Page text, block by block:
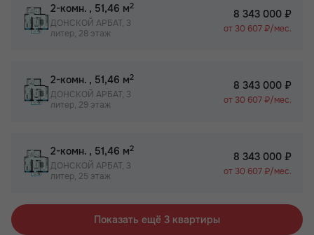
2-комн. , 51,46 м2
ДОНСКОЙ АРБАТ, 3
литер, 28 этаж
8 343 000 ₽
от 30 607 ₽/мес.
2-комн. , 51,46 м2
ДОНСКОЙ АРБАТ, 3
литер, 29 этаж
8 343 000 ₽
от 30 607 ₽/мес.
2-комн. , 51,46 м2
ДОНСКОЙ АРБАТ, 3
литер, 25 этаж
8 343 000 ₽
от 30 607 ₽/мес.
Показать ещё 3 квартиры